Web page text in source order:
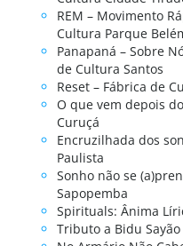
REM – Movimento
Cultura Parque
Panapaná – Sobre
de Cultura Santos
Reset – Fábrica de
O que vem depois
Curuçá
Encruzilhada dos
Paulista
Sonho não se
Sapopemba
Spirituals: Ânima
Tributo a Bidu Sayão